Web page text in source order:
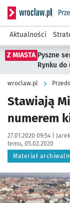
Serwis
Aktualności
Z MIASTA Pyszne
Rynku do
wroclaw.pl
Stawiają
numerem
Data publikacji:
27.01.2020 09:54 | Autor:
temu, 05.02.2020
Materiał
Kliknij, aby